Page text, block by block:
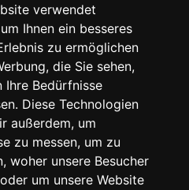
verwendet
Ihnen ein besseres
zu ermöglichen
die Sie sehen,
Ihre Bedürfnisse
Diese Technologien
außerdem, um
zu messen, um zu
woher unsere Besucher
um unsere Website
hinzu